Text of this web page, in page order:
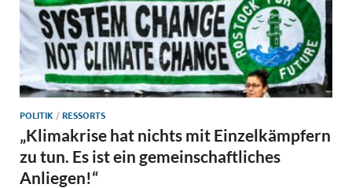
POLITIK /RESSORTS
„Klimakrise hat nichts mit Einzelkämpfern
zu tun. Es ist ein gemeinschaftliches
Anliegen!“